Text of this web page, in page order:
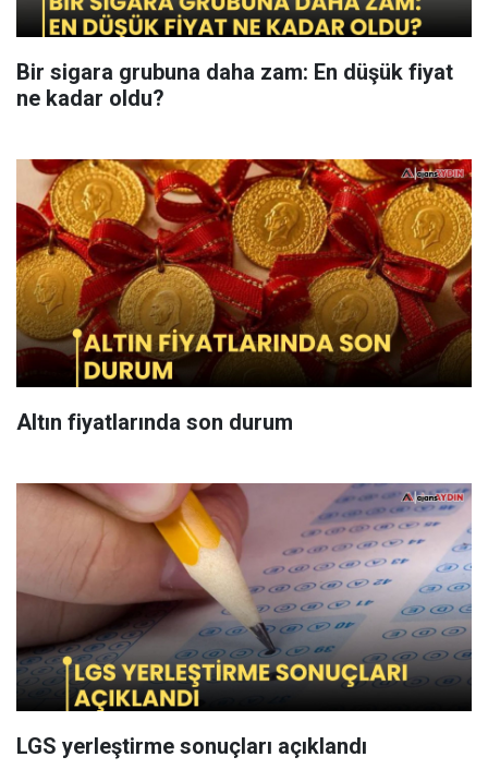
Bir sigara grubuna daha zam: En düşük fiyat
ne kadar oldu?
Altın fiyatlarında son durum
LGS yerleştirme sonuçları açıklandı